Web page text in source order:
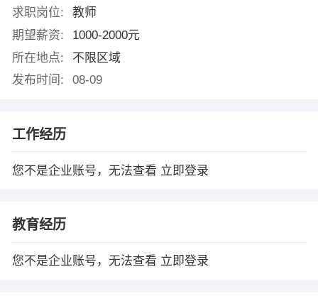
求职岗位:
教师
期望薪资:
1000-2000元
所在地点:
不限区域
发布时间:
08-09
工作经历
您不是企业账号，无法查看 立即登录
教育经历
您不是企业账号，无法查看 立即登录